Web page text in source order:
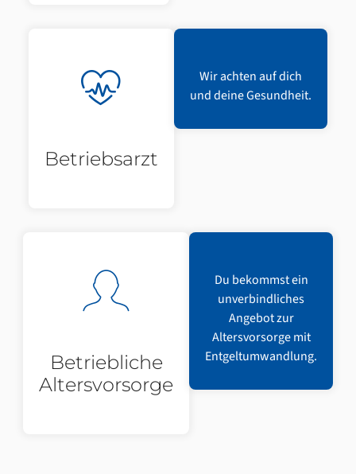
Betriebsarzt
Wir achten auf dich
und deine Gesundheit.
Betriebliche
Altersvorsorge
Du bekommst ein
unverbindliches
Angebot zur
Altersvorsorge mit
Entgeltumwandlung.